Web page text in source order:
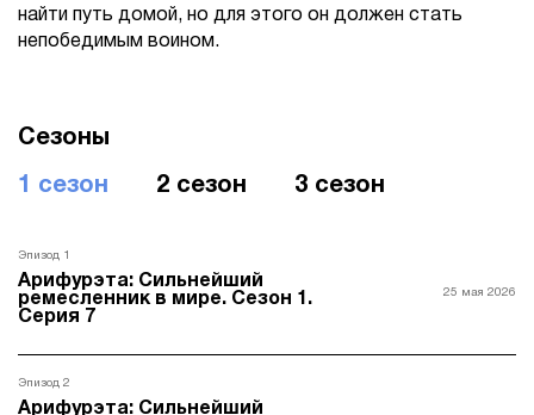
найти путь домой, но для этого он должен стать
непобедимым воином.
Сезоны
1 сезон 2 сезон 3 сезон
Эпизод 1
Арифурэта: Сильнейший
ремесленник в мире. Сезон 1.
Серия 7
25 мая 2026
Эпизод 2
Арифурэта: Сильнейший